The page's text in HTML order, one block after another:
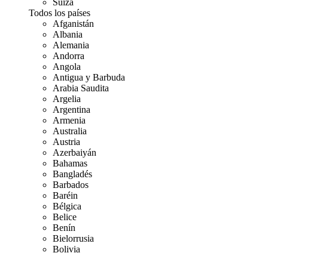
Suiza
Todos los países
Afganistán
Albania
Alemania
Andorra
Angola
Antigua y Barbuda
Arabia Saudita
Argelia
Argentina
Armenia
Australia
Austria
Azerbaiyán
Bahamas
Bangladés
Barbados
Baréin
Bélgica
Belice
Benín
Bielorrusia
Bolivia